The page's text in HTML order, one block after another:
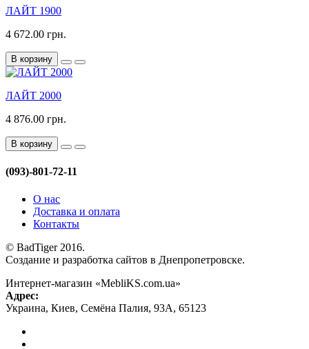
ЛАЙТ 1900
4 672.00 грн.
В корзину
ЛАЙТ 2000
4 876.00 грн.
В корзину
(093)-801-72-11
О нас
Доставка и оплата
Контакты
© BadTiger 2016.
Создание и разработка сайтов в Днепропетровске.
Интернет-магазин «MebliKS.com.ua»
Адрес:
Украина, Киев, Семёна Палия, 93А, 65123